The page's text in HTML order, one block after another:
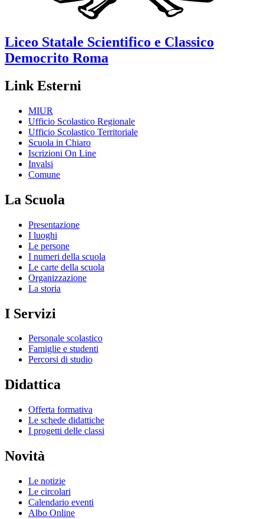
Liceo Statale Scientifico e Classico
Democrito Roma
Link Esterni
MIUR
Ufficio Scolastico Regionale
Ufficio Scolastico Territoriale
Scuola in Chiaro
Iscrizioni On Line
Invalsi
Comune
La Scuola
Presentazione
I luoghi
Le persone
I numeri della scuola
Le carte della scuola
Organizzazione
La storia
I Servizi
Personale scolastico
Famiglie e studenti
Percorsi di studio
Didattica
Offerta formativa
Le schede didattiche
I progetti delle classi
Novità
Le notizie
Le circolari
Calendario eventi
Albo Online